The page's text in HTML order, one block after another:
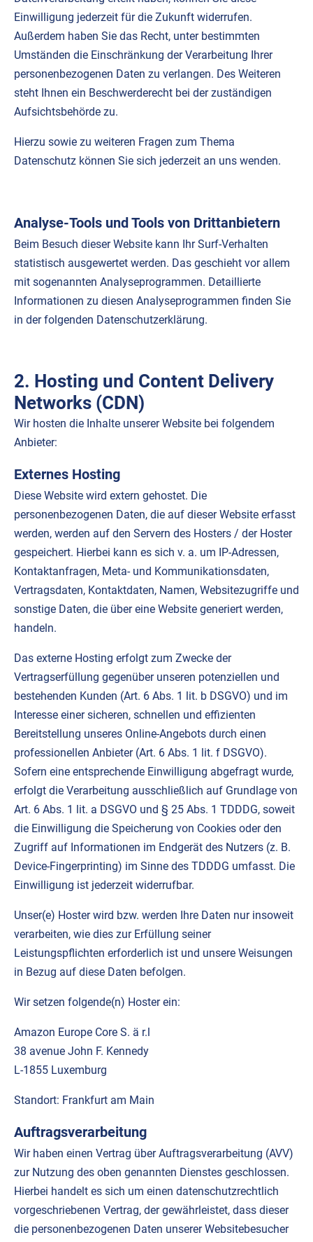
Einwilligung jederzeit für die Zukunft widerrufen.
Außerdem haben Sie das Recht, unter bestimmten
Umständen die Einschränkung der Verarbeitung Ihrer
personenbezogenen Daten zu verlangen. Des Weiteren
steht Ihnen ein Beschwerderecht bei der zuständigen
Aufsichtsbehörde zu.
Hierzu sowie zu weiteren Fragen zum Thema
Datenschutz können Sie sich jederzeit an uns wenden.
Analyse-Tools und Tools von Drittanbietern
Beim Besuch dieser Website kann Ihr Surf-Verhalten
statistisch ausgewertet werden. Das geschieht vor allem
mit sogenannten Analyseprogrammen. Detaillierte
Informationen zu diesen Analyseprogrammen finden Sie
in der folgenden Datenschutzerklärung.
2. Hosting und Content Delivery
Networks (CDN)
Wir hosten die Inhalte unserer Website bei folgendem
Anbieter:
Externes Hosting
Diese Website wird extern gehostet. Die
personenbezogenen Daten, die auf dieser Website erfasst
werden, werden auf den Servern des Hosters / der Hoster
gespeichert. Hierbei kann es sich v. a. um IP-Adressen,
Kontaktanfragen, Meta- und Kommunikationsdaten,
Vertragsdaten, Kontaktdaten, Namen, Websitezugriffe und
sonstige Daten, die über eine Website generiert werden,
handeln.
Das externe Hosting erfolgt zum Zwecke der
Vertragserfüllung gegenüber unseren potenziellen und
bestehenden Kunden (Art. 6 Abs. 1 lit. b DSGVO) und im
Interesse einer sicheren, schnellen und effizienten
Bereitstellung unseres Online-Angebots durch einen
professionellen Anbieter (Art. 6 Abs. 1 lit. f DSGVO).
Sofern eine entsprechende Einwilligung abgefragt wurde,
erfolgt die Verarbeitung ausschließlich auf Grundlage von
Art. 6 Abs. 1 lit. a DSGVO und § 25 Abs. 1 TDDDG, soweit
die Einwilligung die Speicherung von Cookies oder den
Zugriff auf Informationen im Endgerät des Nutzers (z. B.
Device-Fingerprinting) im Sinne des TDDDG umfasst. Die
Einwilligung ist jederzeit widerrufbar.
Unser(e) Hoster wird bzw. werden Ihre Daten nur insoweit
verarbeiten, wie dies zur Erfüllung seiner
Leistungspflichten erforderlich ist und unsere Weisungen
in Bezug auf diese Daten befolgen.
Wir setzen folgende(n) Hoster ein:
Amazon Europe Core S. ä r.l
38 avenue John F. Kennedy
L-1855 Luxemburg
Standort: Frankfurt am Main
Auftragsverarbeitung
Wir haben einen Vertrag über Auftragsverarbeitung (AVV)
zur Nutzung des oben genannten Dienstes geschlossen.
Hierbei handelt es sich um einen datenschutzrechtlich
vorgeschriebenen Vertrag, der gewährleistet, dass dieser
die personenbezogenen Daten unserer Websitebesucher